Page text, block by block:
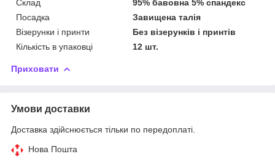
Склад
95% бавовна 5% спандекс
Посадка
Завищена талія
Візерунки і принти
Без візерунків і принтів
Кількість в упаковці
12 шт.
Приховати
Умови доставки
Доставка здійснюється тільки по передоплаті.
Нова Пошта